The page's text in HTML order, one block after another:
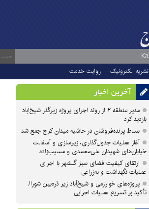
نشریه الکترونیک روایت خدمت
آخرین اخبار
مدیر منطقه ۲ از روند اجرای پروژه زیرگذر شیخ‌آباد
بازدید کرد
بساط پرنده‌فروشان در حاشیه میدان کرج جمع شد
آغاز عملیات جدول‌گذاری، زیرسازی و آسفالت
خیابان‌های شهیدان علی‌محمدی و مسیب‌زاده
ارتقای کیفیت فضای سبز گلشهر با اجرای
عملیات نگهداشت و به‌زراعی
پروژه‌های خوارزمی و شیخ‌آباد زیر ذره‌بین شورا/
تأکید بر تسریع عملیات اجرایی